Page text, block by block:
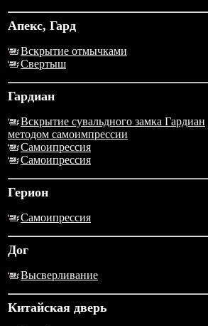
Апекс, Гард
Вскрытие отмычками
Свертыш
Гардиан
Вскрытие сувальдного замка Гардиан
методом самоимпрессии
Самоипрессия
Самоипрессия
Герион
Самоипрессия
Дог
Высверливание
Китайская дверь